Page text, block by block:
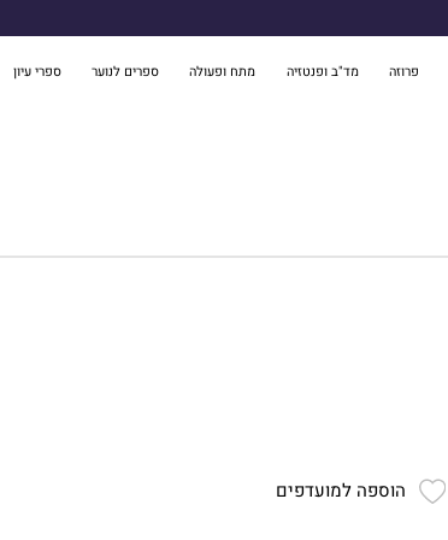
פרוזה מד"ב ופנטזיה מתח ופעולה ספרים לנוער ספרי עיון
הוספה למועדפים